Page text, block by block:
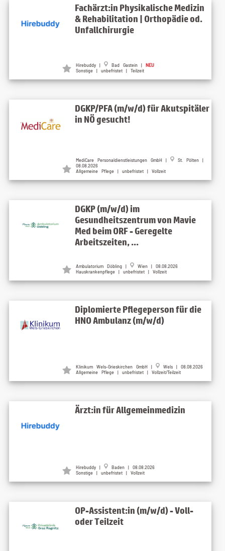
Fachärzt:in Physikalische Medizin
& Rehabilitation | Orthopädie od.
Unfallchirurgie
Hirebuddy | Bad Gastein | NEU
Sonstige | unbefristet | Teilzeit
DGKP/PFA (m/w/d) für Akutspitäler
in NÖ gesucht!
MediCare Personaldienstleistungen GmbH |
St. Pölten |
08.08.2026
Allgemeine Pflege | unbefristet | Vollzeit
DGKP (m/w/d) im
Gesundheitszentrum von Mavie
Med beim ORF - Geregelte
Arbeitszeiten, ...
Ambulatorium Döbling |
Wien | 08.08.2026
Hauskrankenpflege | unbefristet | Vollzeit
Diplomierte Pflegeperson für die
HNO Ambulanz (m/w/d)
Klinikum Wels-Grieskirchen GmbH |
Wels | 08.08.2026
Allgemeine Pflege | unbefristet | Vollzeit/Teilzeit
Ärzt:in für Allgemeinmedizin
Hirebuddy |
Baden | 08.08.2026
Sonstige | unbefristet | Vollzeit
OP-Assistent:in (m/w/d) - Voll-
oder Teilzeit